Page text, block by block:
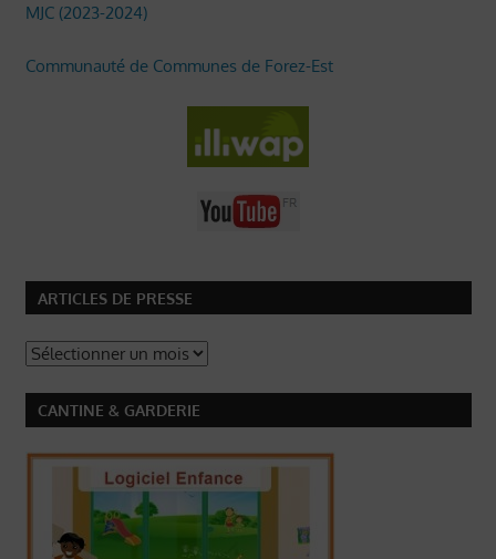
MJC (2023-2024)
Communauté de Communes de Forez-Est
ARTICLES DE PRESSE
Articles
Presse
CANTINE & GARDERIE